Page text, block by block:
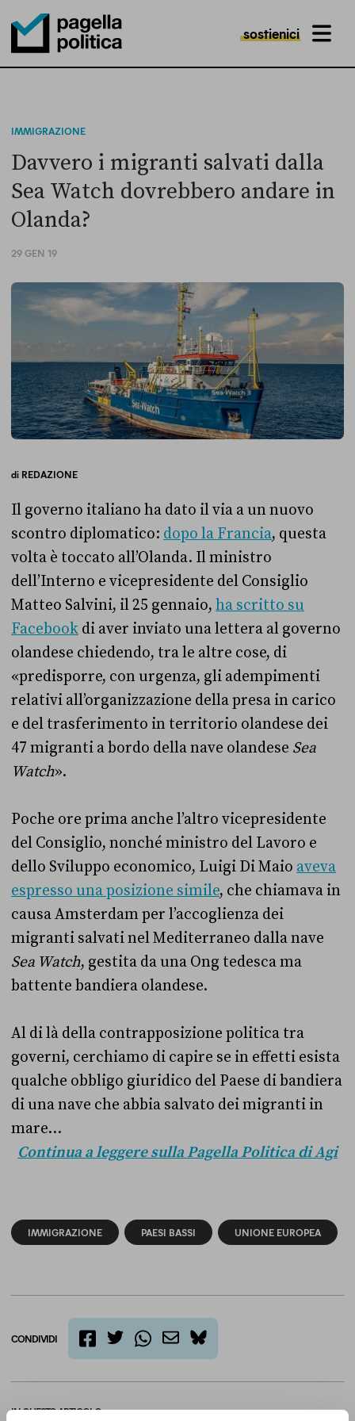
Pagella Politica Logo
sostienici MENU
IMMIGRAZIONE
Davvero i migranti salvati dalla
Sea Watch dovrebbero andare in
Olanda?
29 GEN 19
di REDAZIONE
Il governo italiano ha dato il via a un nuovo
scontro diplomatico: dopo la Francia, questa
volta è toccato all’Olanda. Il ministro
dell’Interno e vicepresidente del Consiglio
Matteo Salvini, il 25 gennaio, ha scritto su
Facebook di aver inviato una lettera al governo
olandese chiedendo, tra le altre cose, di
«predisporre, con urgenza, gli adempimenti
relativi all’organizzazione della presa in carico
e del trasferimento in territorio olandese dei
47 migranti a bordo della nave olandese Sea
Watch».
Poche ore prima anche l’altro vicepresidente
del Consiglio, nonché ministro del Lavoro e
dello Sviluppo economico, Luigi Di Maio aveva
espresso una posizione simile, che chiamava in
causa Amsterdam per l’accoglienza dei
migranti salvati nel Mediterraneo dalla nave
Sea Watch, gestita da una Ong tedesca ma
battente bandiera olandese.
Al di là della contrapposizione politica tra
governi, cerchiamo di capire se in effetti esista
qualche obbligo giuridico del Paese di bandiera
di una nave che abbia salvato dei migranti in
mare…
Continua a leggere sulla Pagella Politica di Agi
IMMIGRAZIONE PAESI BASSI UNIONE EUROPEA
CONDIVIDI
bluesky
IN QUESTO ARTICOLO